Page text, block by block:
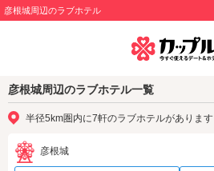
彦根城周辺のラブホテル
彦根城周辺のラブホテル一覧
半径5km圏内に7軒のラブホテルがあります
彦根城